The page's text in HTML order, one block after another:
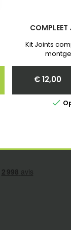
Kit Joints
Price
€ 12,00
